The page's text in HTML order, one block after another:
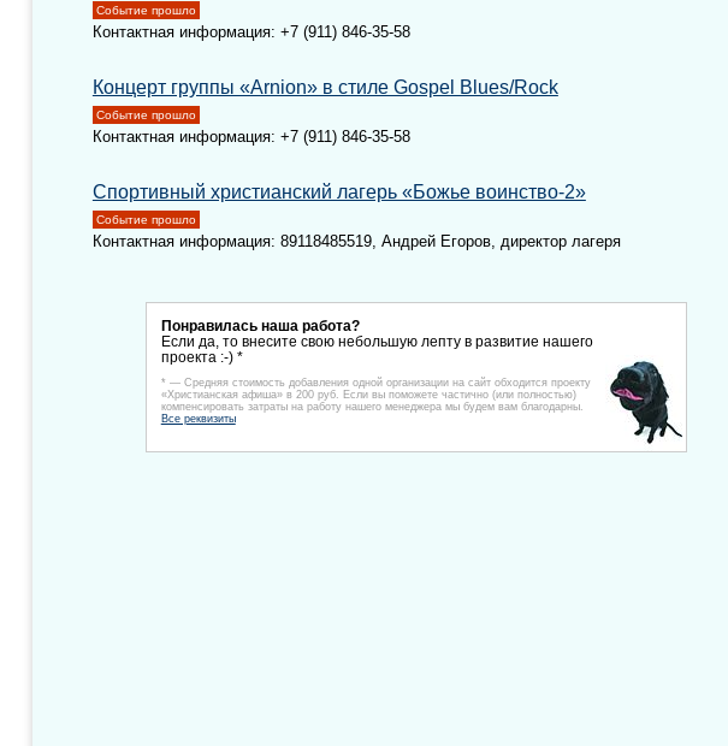
Событие прошло
Контактная информация: +7 (911) 846-35-58
Концерт группы «Arnion» в стиле Gospel Blues/Rock
Событие прошло
Контактная информация: +7 (911) 846-35-58
Спортивный христианский лагерь «Божье воинство-2»
Событие прошло
Контактная информация: 89118485519, Андрей Егоров, директор лагеря
Понравилась наша работа?
Если да, то внесите свою небольшую лепту в развитие нашего
проекта :-) *
* — Средняя стоимость добавления одной организации на сайт обходится проекту
«Христианская афиша» в 200 руб. Если вы поможете частично (или полностью)
компенсировать затраты на работу нашего менеджера мы будем вам благодарны.
Все реквизиты